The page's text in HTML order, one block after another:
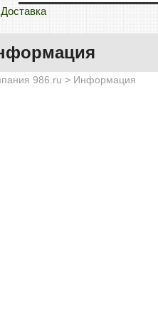
Доставка
986.ru > Информация